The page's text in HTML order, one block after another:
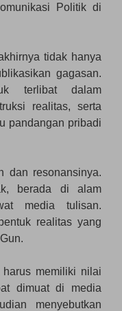
Politik di
tidak hanya
gagasan.
terlibat dalam
realitas, serta
pandangan pribadi
dan resonansinya.
berada di alam
media tulisan.
realitas yang
memiliki nilai
dimuat di media
menyebutkan